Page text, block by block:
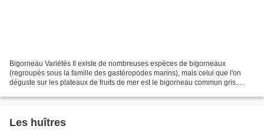
Bigorneau Variétés Il existe de nombreuses espèces de bigorneaux
(regroupés sous la famille des gastéropodes marins), mais celui que l'on
déguste sur les plateaux de fruits de mer est le bigorneau commun gris.
Les huîtres